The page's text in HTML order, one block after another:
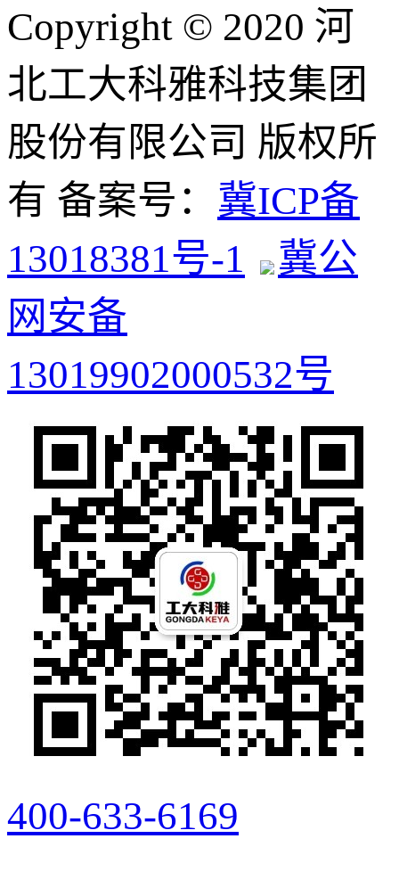
Copyright © 2020 河
北工大科雅科技集团
股份有限公司 版权所
有 备案号： 冀ICP备
13018381号-1
冀公
网安备
13019902000532号
400-633-6169